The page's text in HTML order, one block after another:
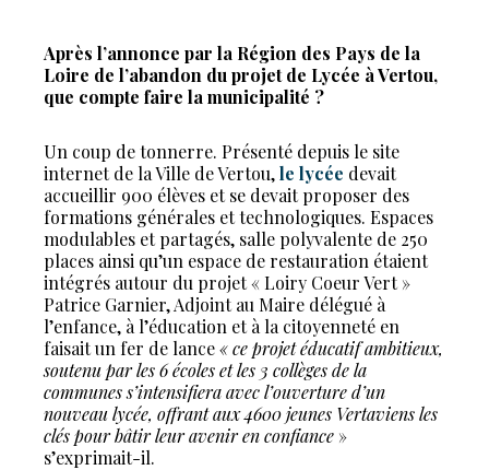
Après l’annonce par la Région des Pays de la
Loire de l’abandon du projet de Lycée à Vertou,
que compte faire la municipalité ?
Un coup de tonnerre. Présenté depuis le site
internet de la Ville de Vertou,le lycée devait
accueillir 900 élèves et se devait proposer des
formations générales et technologiques. Espaces
modulables et partagés, salle polyvalente de 250
places ainsi qu’un espace de restauration étaient
intégrés autour du projet « Loiry Coeur Vert »
Patrice Garnier, Adjoint au Maire délégué à
l’enfance, à l’éducation et à la citoyenneté en
faisait un fer de lance« ce projet éducatif ambitieux,
soutenu par les 6 écoles et les 3 collèges de la
communes s’intensifiera avec l’ouverture d’un
nouveau lycée, offrant aux 4600 jeunes Vertaviens les
clés pour bâtir leur avenir en confiance »
s’exprimait-il.